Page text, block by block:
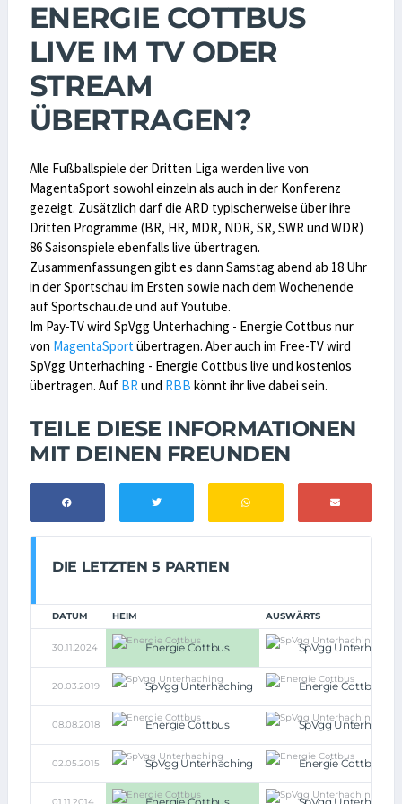
ENERGIE COTTBUS
LIVE IM TV ODER
STREAM
ÜBERTRAGEN?
Alle Fußballspiele der Dritten Liga werden live von
MagentaSport sowohl einzeln als auch in der Konferenz
gezeigt. Zusätzlich darf die ARD typischerweise über ihre
Dritten Programme (BR, HR, MDR, NDR, SR, SWR und WDR)
86 Saisonspiele ebenfalls live übertragen.
Zusammenfassungen gibt es dann Samstag abend ab 18 Uhr
in der Sportschau im Ersten sowie nach dem Wochenende
auf Sportschau.de und auf Youtube.
Im Pay-TV wird SpVgg Unterhaching - Energie Cottbus nur
von MagentaSportübertragen. Aber auch im Free-TV wird
SpVgg Unterhaching - Energie Cottbus live und kostenlos
übertragen. Auf BRund RBB könnt ihr live dabei sein.
TEILE DIESE INFORMATIONEN
MIT DEINEN FREUNDEN
DIE LETZTEN 5 PARTIEN
DATUM HEIM AUSWÄRTS
30.11.2024 Energie Cottbus SpVgg
20.03.2019 SpVgg Unterhaching Energie Cottbus
08.08.2018 Energie Cottbus SpVgg
02.05.2015 SpVgg Unterhaching Energie Cottbus
01.11.2014 Energie Cottbus SpVgg